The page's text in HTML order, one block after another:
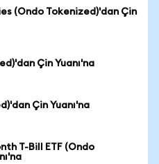
(Ondo Tokenized)'dan Çin
Çin Yuanı'na
Çin Yuanı'na
T-Bill ETF (Ondo